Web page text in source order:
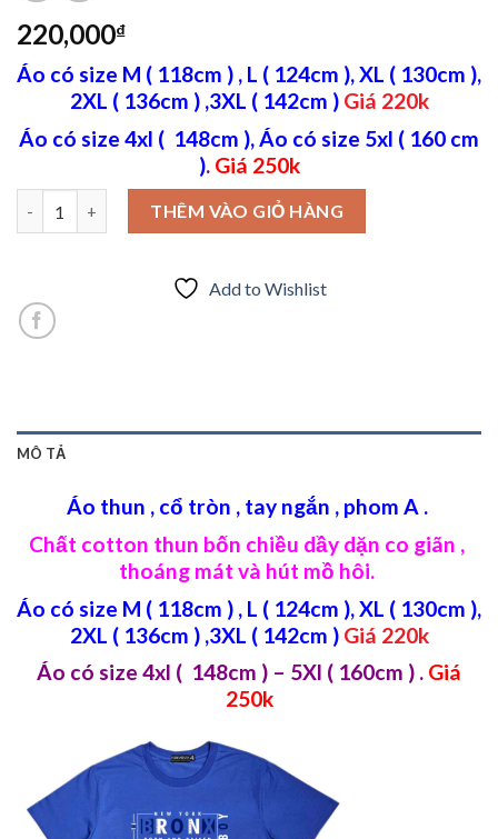
220,000₫
Áo có size M ( 118cm ) , L ( 124cm ), XL ( 130cm ),
2XL ( 136cm ) ,3XL ( 142cm ) Giá 220k
Áo có size 4xl ( 148cm ), Áo có size 5xl ( 160 cm
). Giá 250k
Thêm kiểu cho chiếc áo in chữ Bronx số lượng
THÊM VÀO GIỎ HÀNG
Add to Wishlist
MÔ TẢ
Áo thun , cổ tròn , tay ngắn , phom A .
Chất cotton thun bốn chiều dầy dặn co giãn ,
thoáng mát và hút mồ hôi.
Áo có size M ( 118cm ) , L ( 124cm ), XL ( 130cm ),
2XL ( 136cm ) ,3XL ( 142cm ) Giá 220k
Áo có size 4xl ( 148cm ) – 5Xl ( 160cm ) . Giá
250k